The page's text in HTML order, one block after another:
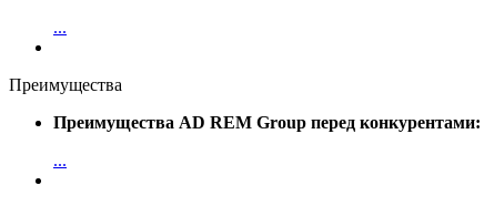
...
Преимущества
Преимущества AD REM Group перед конкурентами:
...